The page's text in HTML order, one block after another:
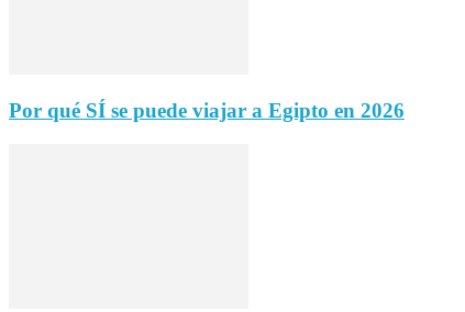
Por qué SÍ se puede viajar a Egipto en 2026